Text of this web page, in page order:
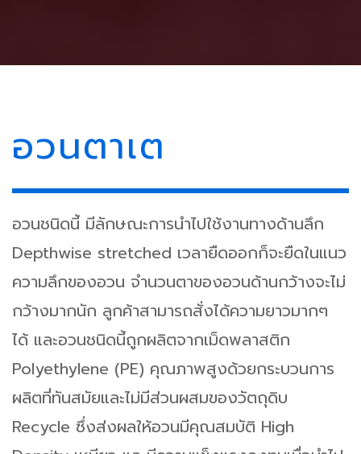
อวนตาเต
อวนชนิดนี้ มีลักษณะการนำไปใช้งานทางด้านลึก
Depthwise stretched เวลายืดออกก็จะยืดในแนว
ความลึกของอวน จำนวนตาของอวนด้านกว้างจะไม่
กว้างมากนัก ลูกค้าสามารถสั่งได้ความยาวมากๆ
ได้ และอวนชนิดนี้ถูกผลิตจากเม็ดพลาสติก
Polyethylene (PE) คุณภาพสูงด้วยกระบวนการ
ผลิตที่ทันสมัยและไม่มีส่วนผสมของวัตถุดิบ
Recycle ซึ่งส่งผลให้อวนมีคุณสมบัติ High